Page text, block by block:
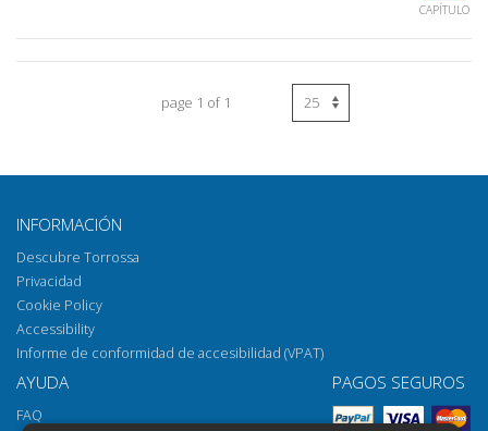
CAPÍTULO
page 1 of 1
INFORMACIÓN
Descubre Torrossa
Privacidad
Cookie Policy
Accessibility
Informe de conformidad de accesibilidad (VPAT)
AYUDA
FAQ
PAGOS SEGUROS